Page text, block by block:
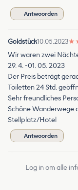
Antwoorden
Goldstück10.05.2023★
Wir waren zwei
29. 4. -01. 05. 2023
Der Preis beträgt
Toiletten 24 Std.
Sehr freundliches
Schöne Wanderwege
Stellplatz/Hotel
Antwoorden
Log in om alle